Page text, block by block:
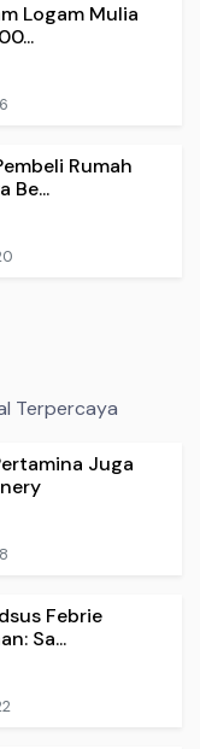
Logam Mulia
Rumah
Be...
Terpercaya
Juga
Febrie
Sa...